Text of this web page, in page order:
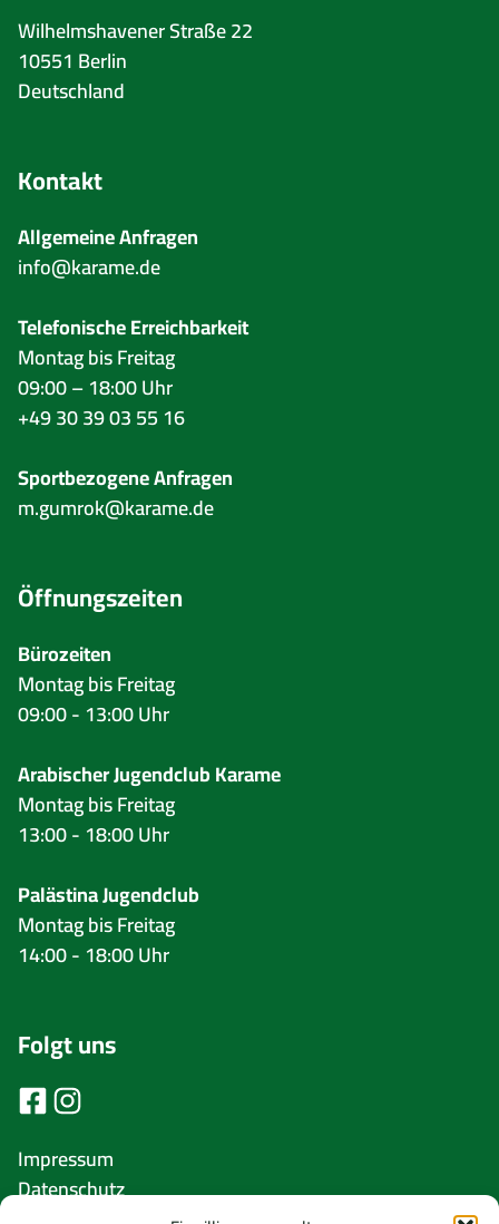
Wilhelmshavener Straße 22
10551 Berlin
Deutschland
Kontakt
Allgemeine Anfragen
info@karame.de
Telefonische Erreichbarkeit
Montag bis Freitag
09:00 – 18:00 Uhr
+49 30 39 03 55 16
Sportbezogene Anfragen
m.gumrok@karame.de
Öffnungszeiten
Bürozeiten
Montag bis Freitag
09:00 - 13:00 Uhr
Arabischer Jugendclub Karame
Montag bis Freitag
13:00 - 18:00 Uhr
Palästina Jugendclub
Montag bis Freitag
14:00 - 18:00 Uhr
Folgt uns
Impressum
Datenschutz